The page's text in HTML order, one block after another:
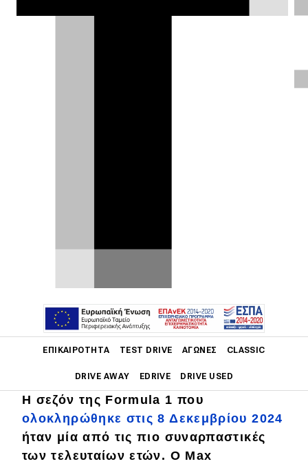
ΕΠΙΚΑΙΡΌΤΗΤΑ TEST DRIVE ΑΓΏΝΕΣ CLASSIC
DRIVE AWAY EDRIVE DRIVE USED
Main navigation
Επικαιρότητα
Νέα μοντέλα
ζεσταίνουν τις μηχανές τους για μια
Η σεζόν της Formula 1 που
ολοκληρώθηκε στις 8 Δεκεμβρίου 2024
ήταν μία από τις πιο συναρπαστικές
των τελευταίων ετών. Ο Max